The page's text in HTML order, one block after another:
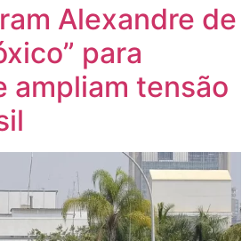
Alexandre de
para
ampliam tensão